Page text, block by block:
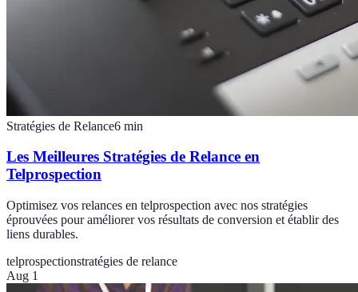
Stratégies de Relance6 min
Les Meilleures Stratégies de Relance en
Telprospection
Optimisez vos relances en telprospection avec nos stratégies
éprouvées pour améliorer vos résultats de conversion et établir des
liens durables.
telprospectionstratégies de relance
Aug 1